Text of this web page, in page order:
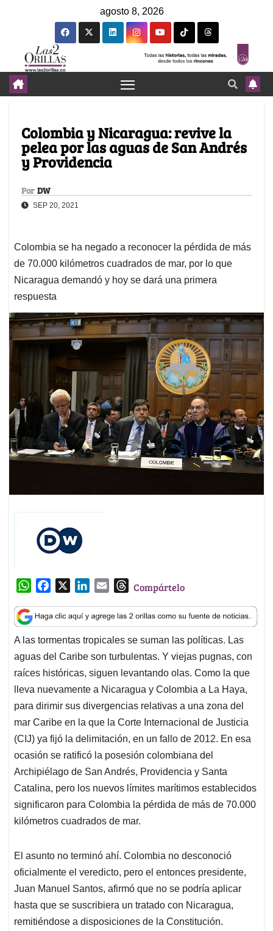
agosto 8, 2026
Colombia y Nicaragua: revive la
pelea por las aguas de San Andrés
y Providencia
Por DW
SEP 20, 2021
Colombia se ha negado a reconocer la pérdida de más
de 70.000 kilómetros cuadrados de mar, por lo que
Nicaragua demandó y hoy se dará una primera
respuesta
W
a
t
s
A
p
p
c
e
b
o
o
k
n
k
e
d
I
n
a
i
l
T
r
e
a
d
s
Compártelo
A las tormentas tropicales se suman las políticas. Las
aguas del Caribe son turbulentas. Y viejas pugnas, con
raíces históricas, siguen levantando olas. Como la que
lleva nuevamente a Nicaragua y Colombia a La Haya,
para dirimir sus divergencias relativas a una zona del
mar Caribe en la que la Corte Internacional de Justicia
(CIJ) ya fijó la delimitación, en un fallo de 2012. En esa
ocasión se ratificó la posesión colombiana del
Archipiélago de San Andrés, Providencia y Santa
Catalina, pero los nuevos límites marítimos establecidos
significaron para Colombia la pérdida de más de 70.000
kilómetros cuadrados de mar.
El asunto no terminó ahí. Colombia no desconoció
oficialmente el veredicto, pero el entonces presidente,
Juan Manuel Santos, afirmó que no se podría aplicar
hasta que se suscribiera un tratado con Nicaragua,
remitiéndose a disposiciones de la Constitución.